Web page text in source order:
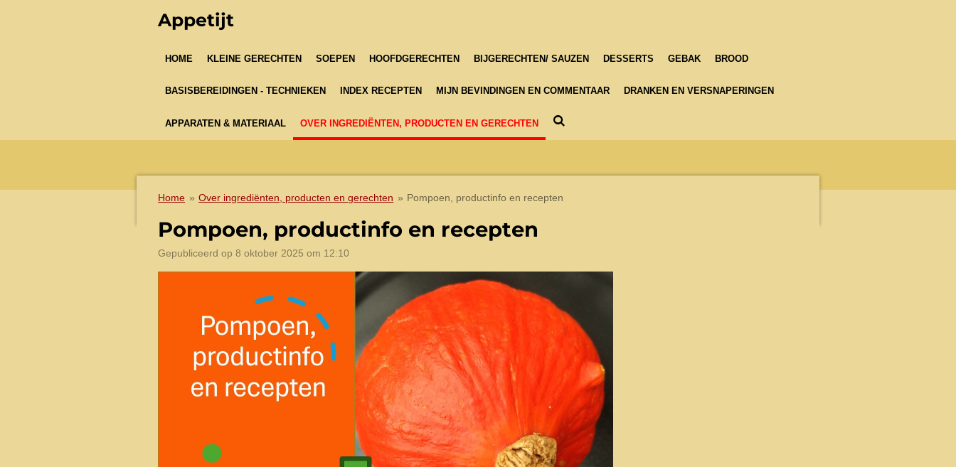
Appetijt
HOME KLEINE GERECHTEN SOEPEN HOOFDGERECHTEN BIJGERECHTEN/ SAUZEN DESSERTS GEBAK BROOD
BASISBEREIDINGEN - TECHNIEKEN INDEX RECEPTEN MIJN BEVINDINGEN EN COMMENTAAR DRANKEN EN VERSNAPERINGEN
APPARATEN & MATERIAAL OVER INGREDIËNTEN, PRODUCTEN EN GERECHTEN
Home » Over ingrediënten, producten en gerechten » Pompoen, productinfo en recepten
Pompoen, productinfo en recepten
Gepubliceerd op 8 oktober 2025 om 12:10